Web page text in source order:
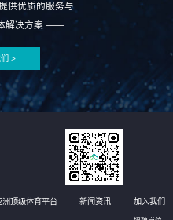
供优质的服务与
解决方案 ——
>
洲顶级体育平台 新闻资讯 加入我们